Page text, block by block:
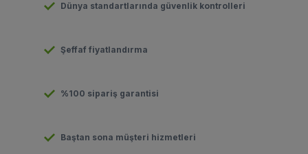
Dünya standartlarında güvenlik kontrolleri
Şeffaf fiyatlandırma
%100 sipariş garantisi
Baştan sona müşteri hizmetleri